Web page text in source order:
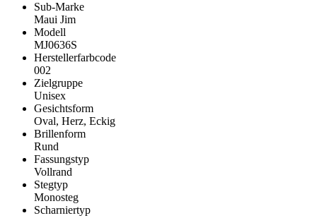
Sub-Marke
Maui Jim
Modell
MJ0636S
Herstellerfarbcode
002
Zielgruppe
Unisex
Gesichtsform
Oval, Herz, Eckig
Brillenform
Rund
Fassungstyp
Vollrand
Stegtyp
Monosteg
Scharniertyp